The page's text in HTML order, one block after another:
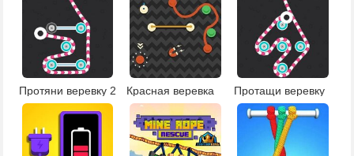
Протяни веревку 2 Красная веревка Протащи веревку